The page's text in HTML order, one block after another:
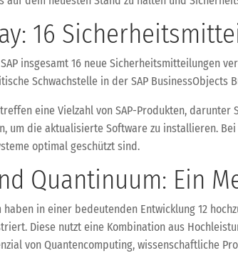
16
insgesamt 16 neue
Schwachstelle in der SAP BusinessObjects
eine Vielzahl von SAP-Produkten, darunter
um die aktualisierte Software zu installieren.
optimal geschützt sind.
Quantinuum: Ein
in einer bedeutenden Entwicklung 12
Diese nutzt eine Kombination aus
von Quantencomputing, wissenschaftliche